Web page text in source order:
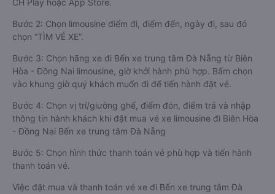
CH Play hoặc App Store.
Bước 2: Chọn limousine điểm đi, điểm đến, ngày đi, sau đó
chọn “TÌM VÉ XE”.
Bước 3: Chọn hãng xe đi Bến xe trung tâm Đà Nẵng từ Biên
Hòa - Đồng Nai limousine, giờ khởi hành phù hợp. Bấm chọn
vào khung giờ quý khách muốn đi để tiến hành đặt vé.
Bước 4: Chọn vị trí/giường ghế, điểm đón, điểm trả và nhập
thông tin hành khách khi đặt mua vé xe limousine đi Biên Hòa
- Đồng Nai Bến xe trung tâm Đà Nẵng
Bước 5: Chọn hình thức thanh toán vé phù hợp và tiến hành
thanh toán vé.
Việc đặt mua và thanh toán vé xe đi Bến xe trung tâm Đà